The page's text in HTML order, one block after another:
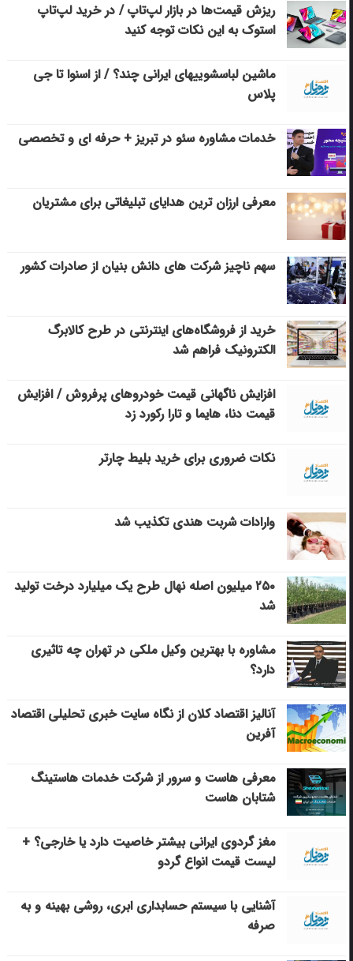
ریزش قیمت‌ها در بازار لپ‌تاپ / در خرید لپ‌تاپ
استوک به این نکات توجه کنید
ماشین لباسشویی‎های ایرانی چند؟ / از اسنوا تا جی
پلاس
خدمات مشاوره سئو در تبریز + حرفه ای و تخصصی
معرفی ارزان ترین هدایای تبلیغاتی برای مشتریان
سهم ناچیز شرکت های دانش بنیان از صادرات کشور
خرید از فروشگاه‌های اینترنتی در طرح کالابرگ
الکترونیک فراهم شد
افزایش ناگهانی قیمت خودروهای پرفروش / افزایش
قیمت دنا، هایما و تارا رکورد زد
نکات ضروری برای خرید بلیط چارتر
وارادات شربت هندی تکذیب شد
۲۵۰ میلیون اصله نهال طرح یک میلیارد درخت تولید
شد
مشاوره با بهترین وکیل ملکی در تهران چه تاثیری
دارد؟
آنالیز اقتصاد کلان از نگاه سایت خبری تحلیلی اقتصاد
آفرین
معرفی هاست و سرور از شرکت خدمات هاستینگ
شتابان هاست
مغز گردوی ایرانی بیشتر خاصیت دارد یا خارجی؟ +
لیست قیمت انواع گردو
آشنایی با سیستم حسابداری ابری، روشی بهینه و به
صرفه